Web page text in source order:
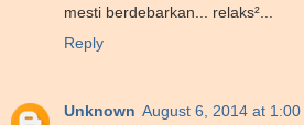
mesti berdebarkan... relaks²...
Reply
Unknown August 6, 2014 at 1:00